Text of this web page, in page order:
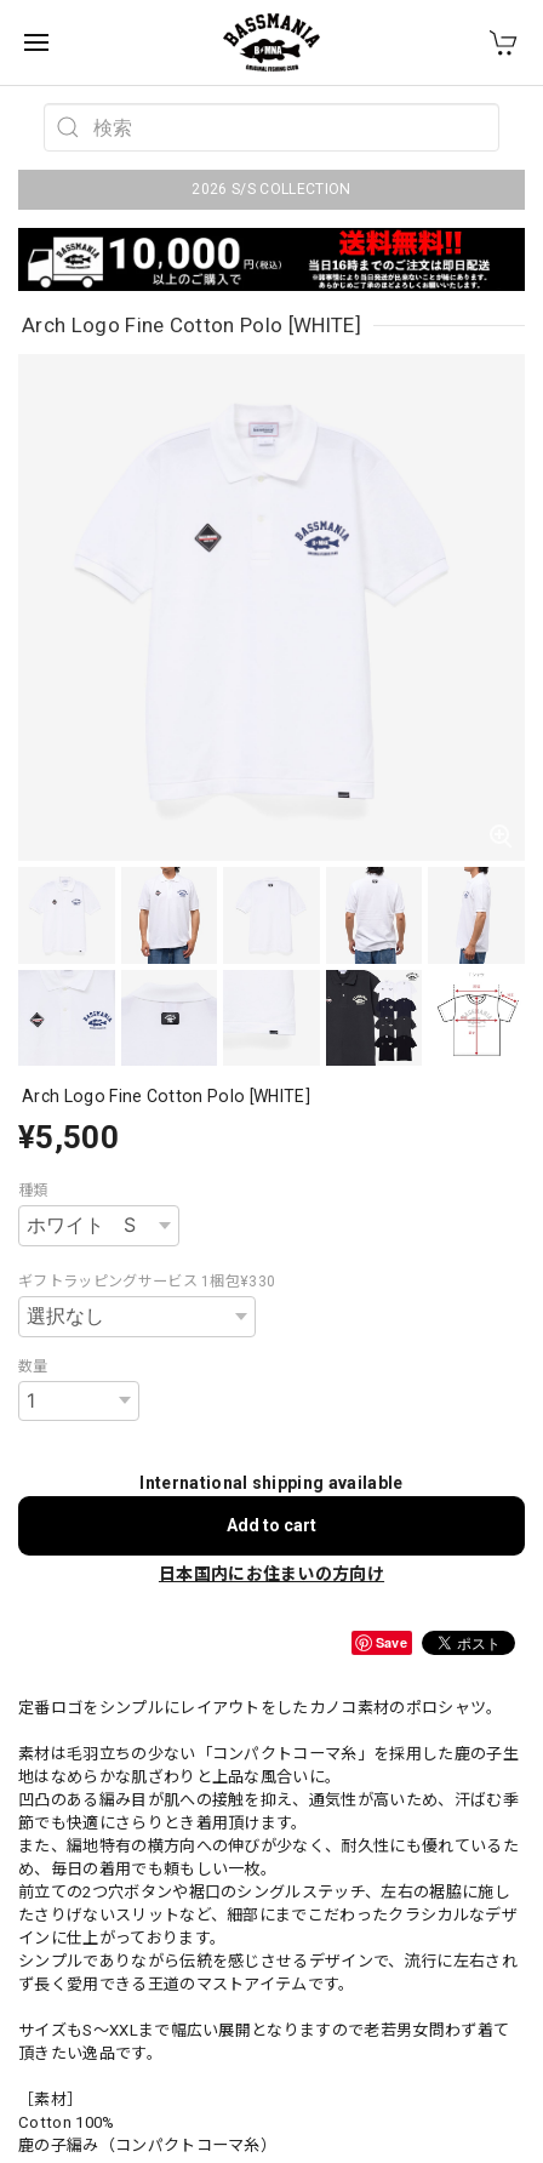
2026 S/S COLLECTION
Arch Logo Fine Cotton Polo [WHITE]
Arch Logo Fine Cotton Polo [WHITE]
¥5,500
種類
ギフトラッピングサービス 1梱包¥330
数量
International shipping available
Add to cart
日本国内にお住まいの方向け
Save
定番ロゴをシンプルにレイアウトをしたカノコ素材のポロシャツ。
素材は毛羽立ちの少ない「コンパクトコーマ糸」を採用した鹿の子生
地はなめらかな肌ざわりと上品な風合いに。
凹凸のある編み目が肌への接触を抑え、通気性が高いため、汗ばむ季
節でも快適にさらりとき着用頂けます。
また、編地特有の横方向への伸びが少なく、耐久性にも優れているた
め、毎日の着用でも頼もしい一枚。
前立ての2つ穴ボタンや裾口のシングルステッチ、左右の裾脇に施し
たさりげないスリットなど、細部にまでこだわったクラシカルなデザ
インに仕上がっております。
シンプルでありながら伝統を感じさせるデザインで、流行に左右され
ず長く愛用できる王道のマストアイテムです。
サイズもS～XXLまで幅広い展開となりますので老若男女問わず着て
頂きたい逸品です。
［素材］
Cotton 100%
鹿の子編み（コンパクトコーマ糸）